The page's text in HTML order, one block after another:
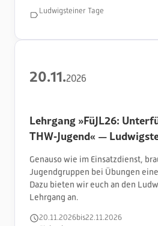
Ludwigsteiner Tage
20.11.2026
Lehrgang »FüJL26:
THW‑Jugend« —
Genauso wie im Einsatzdienst,
Jugendgruppen bei Übungen
Dazu bieten wir euch an den
Lehrgang an.
20.11.2026bis22.11.2026